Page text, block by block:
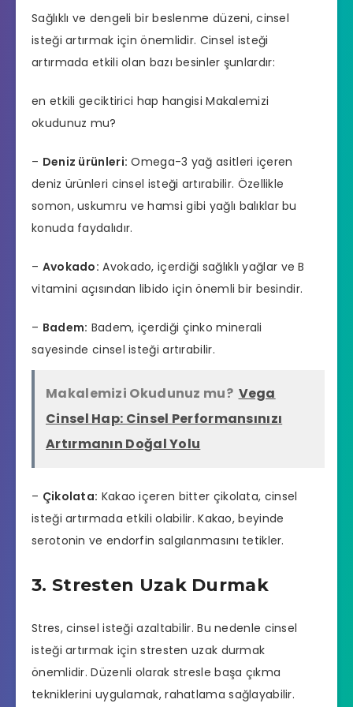
Sağlıklı ve dengeli bir beslenme düzeni, cinsel
isteği artırmak için önemlidir. Cinsel isteği
artırmada etkili olan bazı besinler şunlardır:
en etkili geciktirici hap hangisi Makalemizi
okudunuz mu?
– Deniz ürünleri: Omega-3 yağ asitleri içeren
deniz ürünleri cinsel isteği artırabilir. Özellikle
somon, uskumru ve hamsi gibi yağlı balıklar bu
konuda faydalıdır.
– Avokado: Avokado, içerdiği sağlıklı yağlar ve B
vitamini açısından libido için önemli bir besindir.
– Badem: Badem, içerdiği çinko minerali
sayesinde cinsel isteği artırabilir.
Makalemizi Okudunuz mu? Vega
Cinsel Hap: Cinsel Performansınızı
Artırmanın Doğal Yolu
– Çikolata: Kakao içeren bitter çikolata, cinsel
isteği artırmada etkili olabilir. Kakao, beyinde
serotonin ve endorfin salgılanmasını tetikler.
3. Stresten Uzak Durmak
Stres, cinsel isteği azaltabilir. Bu nedenle cinsel
isteği artırmak için stresten uzak durmak
önemlidir. Düzenli olarak stresle başa çıkma
tekniklerini uygulamak, rahatlama sağlayabilir.